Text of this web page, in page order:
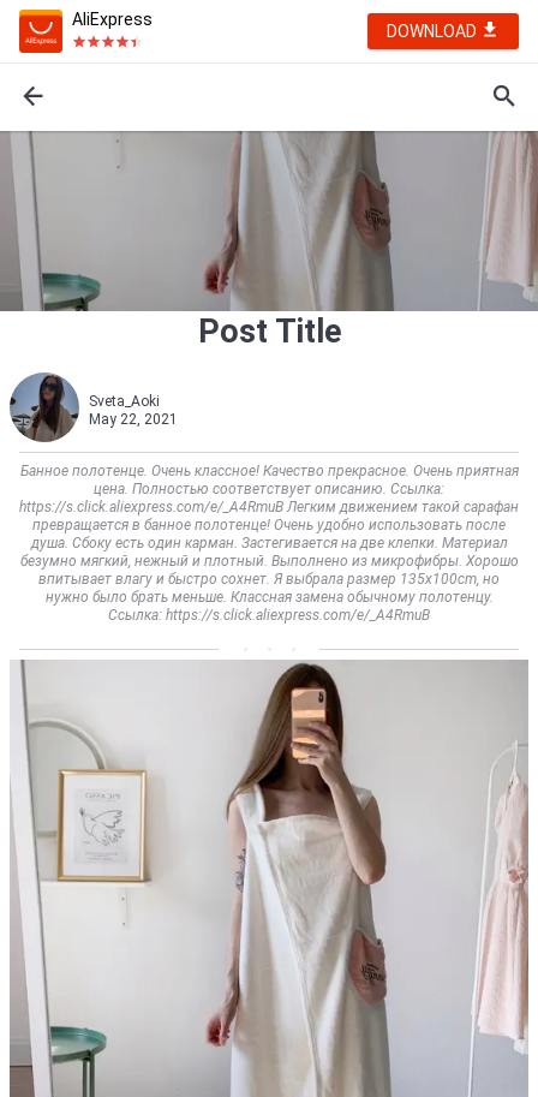
AliExpress
DOWNLOAD
Post Title
Sveta_Aoki
May 22, 2021
Банное полотенце. Очень классное! Качество прекрасное. Очень приятная
цена. Полностью соответствует описанию. Ссылка:
https://s.click.aliexpress.com/e/_A4RmuB Легким движением такой сарафан
превращается в банное полотенце! Очень удобно использовать после
душа. Сбоку есть один карман. Застегивается на две клепки. Материал
безумно мягкий, нежный и плотный. Выполнено из микрофибры. Хорошо
впитывает влагу и быстро сохнет. Я выбрала размер 135x100cm, но
нужно было брать меньше. Классная замена обычному полотенцу.
Ссылка: https://s.click.aliexpress.com/e/_A4RmuB